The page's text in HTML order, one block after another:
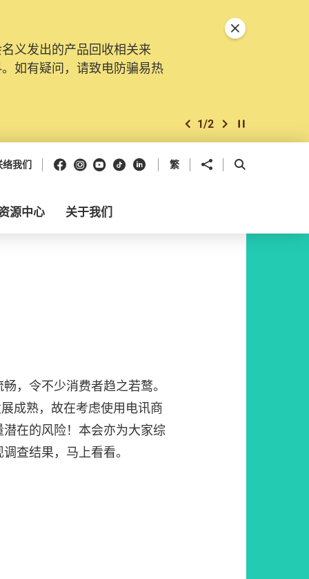
义发出的产品回收相关来
如有疑问，请致电防骗易热
上一个
1/2 下一个开始/暂停幻灯
关闭特別通告
络我们 Facebook
Instagram
Youtube
抖音领英 繁 分享到 开启搜寻框
源中心 关于我们
，令不少消费者趋之若鹜。
成熟，故在考虑使用电讯商
在的风险！本会亦为大家综
查结果，马上看看。